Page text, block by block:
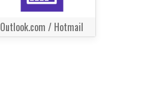
Outlook.com / Hotmail